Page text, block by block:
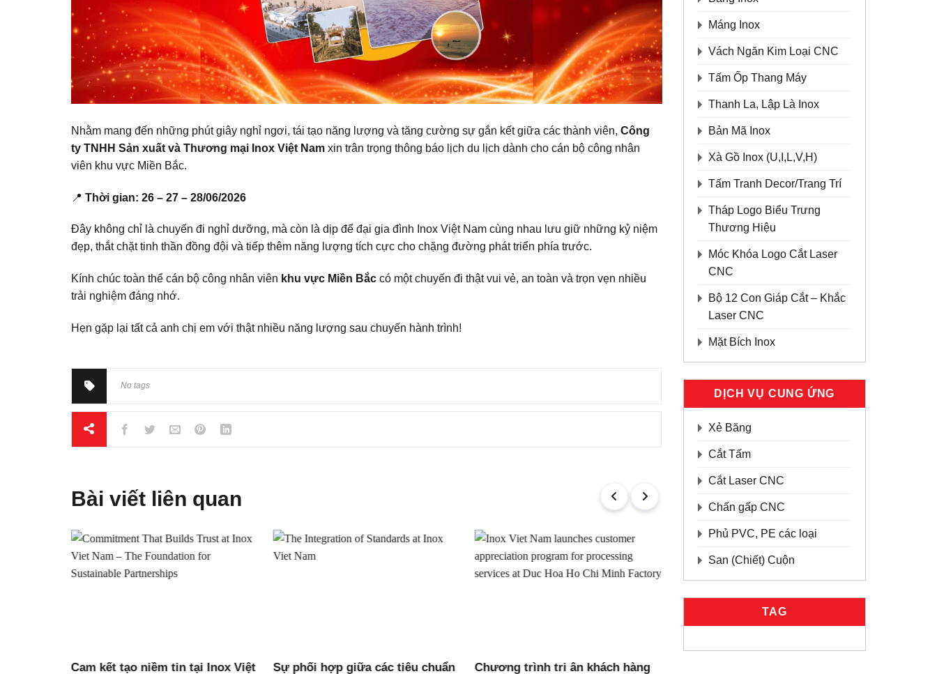
Nhằm mang đến những phút giây nghỉ ngơi, tái tạo năng lượng và tăng cường sự gắn kết giữa các thành viên, Công
ty TNHH Sản xuất và Thương mại Inox Việt Nam xin trân trọng thông báo lịch du lịch dành cho cán bộ công nhân
viên khu vực Miền Bắc.
📍 Thời gian: 26 – 27 – 28/06/2026
Đây không chỉ là chuyến đi nghỉ dưỡng, mà còn là dịp để đại gia đình Inox Việt Nam cùng nhau lưu giữ những kỷ niệm
đẹp, thắt chặt tinh thần đồng đội và tiếp thêm năng lượng tích cực cho chặng đường phát triển phía trước.
Kính chúc toàn thể cán bộ công nhân viên khu vực Miền Bắc có một chuyến đi thật vui vẻ, an toàn và trọn vẹn nhiều
trải nghiệm đáng nhớ.
Hẹn gặp lại tất cả anh chị em với thật nhiều năng lượng sau chuyến hành trình!
No tags
Bài viết liên quan
Sự phối hợp giữa các tiêu chuẩn
Chương trình tri ân khách hàng
Inox Việt Nam thông báo quyết
Máng Inox
Vách Ngăn Kim Loại CNC
Tấm Ốp Thang Máy
Thanh La, Lập Là Inox
Bản Mã Inox
Xà Gồ Inox (U,I,L,V,H)
Tấm Tranh Decor/Trang Trí
Tháp Logo Biểu Trưng
Thương Hiệu
Móc Khóa Logo Cắt Laser
CNC
Bộ 12 Con Giáp Cắt – Khắc
Laser CNC
Mặt Bích Inox
DỊCH VỤ CUNG ỨNG
Xẻ Băng
Cắt Tấm
Cắt Laser CNC
Chấn gấp CNC
Phủ PVC, PE các loại
San (Chiết) Cuộn
TAG